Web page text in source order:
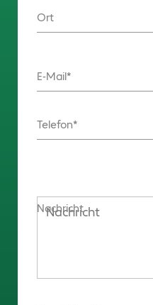
Ort
E-Mail
Telefon
Nachricht